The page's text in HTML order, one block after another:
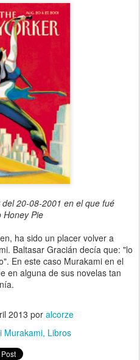
20-08-2001 en el que fué
Honey Pie
ha sido un placer volver a
Baltasar Gracián decía que: "lo
En este caso Murakami en el
en alguna de sus novelas tan
2013 por alcorze
Murakami Libros